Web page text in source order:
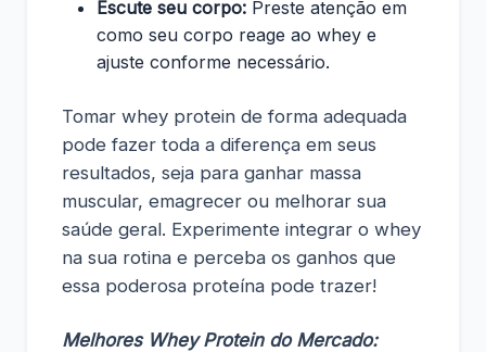
Escute seu corpo: Preste atenção em
como seu corpo reage ao whey e
ajuste conforme necessário.
Tomar whey protein de forma adequada
pode fazer toda a diferença em seus
resultados, seja para ganhar massa
muscular, emagrecer ou melhorar sua
saúde geral. Experimente integrar o whey
na sua rotina e perceba os ganhos que
essa poderosa proteína pode trazer!
Melhores Whey Protein do Mercado: